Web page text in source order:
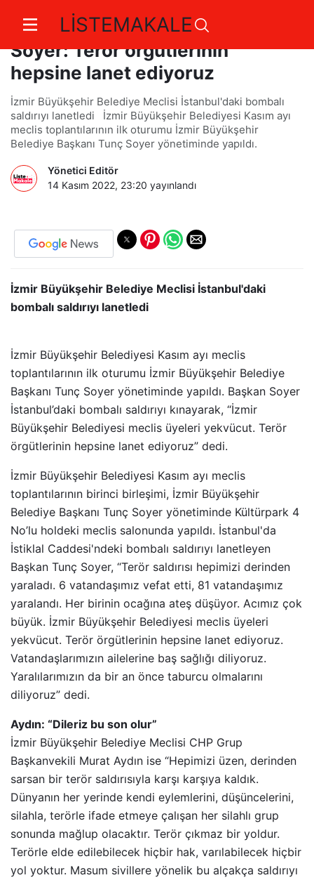
LİSTEMAKALE
İzmir Büyükşehir Belediye Tunç
Soyer: Terör örgütlerinin
hepsine lanet ediyoruz
İzmir Büyükşehir Belediye Meclisi İstanbul'daki bombalı
saldırıyı lanetledi İzmir Büyükşehir Belediyesi Kasım ayı
meclis toplantılarının ilk oturumu İzmir Büyükşehir
Belediye Başkanı Tunç Soyer yönetiminde yapıldı.
Yönetici Editör
14 Kasım 2022, 23:20 yayınlandı
İzmir Büyükşehir Belediye Meclisi İstanbul'daki
bombalı saldırıyı lanetledi
İzmir Büyükşehir Belediyesi Kasım ayı meclis
toplantılarının ilk oturumu İzmir Büyükşehir Belediye
Başkanı Tunç Soyer yönetiminde yapıldı. Başkan Soyer
İstanbul’daki bombalı saldırıyı kınayarak, “İzmir
Büyükşehir Belediyesi meclis üyeleri yekvücut. Terör
örgütlerinin hepsine lanet ediyoruz” dedi.
İzmir Büyükşehir Belediyesi Kasım ayı meclis
toplantılarının birinci birleşimi, İzmir Büyükşehir
Belediye Başkanı Tunç Soyer yönetiminde Kültürpark 4
No’lu holdeki meclis salonunda yapıldı. İstanbul'da
İstiklal Caddesi'ndeki bombalı saldırıyı lanetleyen
Başkan Tunç Soyer, “Terör saldırısı hepimizi derinden
yaraladı. 6 vatandaşımız vefat etti, 81 vatandaşımız
yaralandı. Her birinin ocağına ateş düşüyor. Acımız çok
büyük. İzmir Büyükşehir Belediyesi meclis üyeleri
yekvücut. Terör örgütlerinin hepsine lanet ediyoruz.
Vatandaşlarımızın ailelerine baş sağlığı diliyoruz.
Yaralılarımızın da bir an önce taburcu olmalarını
diliyoruz” dedi.
Aydın: “Dileriz bu son olur”
İzmir Büyükşehir Belediye Meclisi CHP Grup
Başkanvekili Murat Aydın ise “Hepimizi üzen, derinden
sarsan bir terör saldırısıyla karşı karşıya kaldık.
Dünyanın her yerinde kendi eylemlerini, düşüncelerini,
silahla, terörle ifade etmeye çalışan her silahlı grup
sonunda mağlup olacaktır. Terör çıkmaz bir yoldur.
Terörle elde edilebilecek hiçbir hak, varılabilecek hiçbir
yol yoktur. Masum sivillere yönelik bu alçakça saldırıyı